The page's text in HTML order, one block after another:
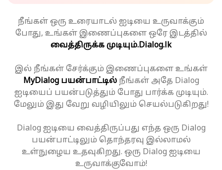
நீங்கள் ஒரு உரையாடல் ஐடியை உருவாக்கும்
போது, உங்கள் இணைப்புகளை ஒரே இடத்தில்
வைத்திருக்க முடியும்.Dialog.lk
இல் நீங்கள் சேர்க்கும் இணைப்புகளை உங்கள்
MyDialog பயன்பாட்டில்நீங்கள் அதே Dialog
ஐடியைப் பயன்படுத்தும் போது பார்க்க முடியும்.
மேலும் இது வேறு வழியிலும் செயல்படுகிறது!
Dialog ஐடியை வைத்திருப்பது எந்த ஒரு Dialog
பயன்பாட்டிலும் தொந்தரவு இல்லாமல்
உள்நுழைய உதவுகிறது. ஒரு Dialog ஐடியை
உருவாக்குவோம்!